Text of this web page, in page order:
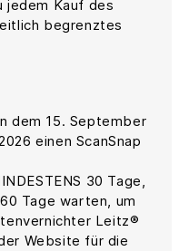
Kauf des
begrenztes
dem 15. September
einen ScanSnap
30 Tage,
Tage warten, um
Leitz®
Website für die